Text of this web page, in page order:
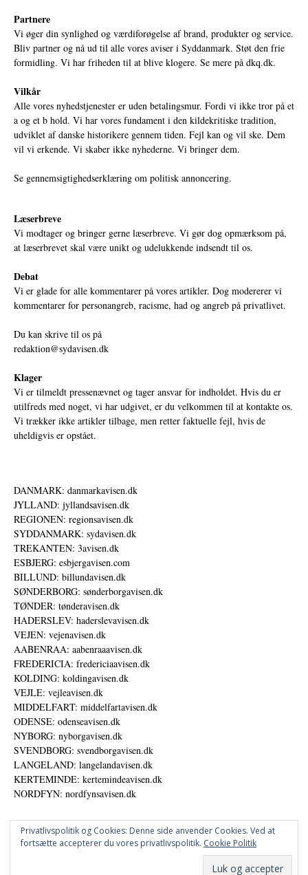
Partnere
Vi øger din synlighed og værdiforøgelse af brand, produkter og service.
Bliv partner og nå ud til alle vores aviser i Syddanmark. Støt den frie
formidling. Vi har friheden til at blive klogere. Se mere på dkq.dk.
Vilkår
Alle vores nyhedstjenester er uden betalingsmur. Fordi vi ikke tror på et
a og et b hold. Vi har vores fundament i den kildekritiske tradition,
udviklet af danske historikere gennem tiden. Fejl kan og vil ske. Dem
vil vi erkende. Vi skaber ikke nyhederne. Vi bringer dem.
Se gennemsigtighedserklæring om politisk annoncering.
Læserbreve
Vi modtager og bringer gerne læserbreve. Vi gør dog opmærksom på,
at læserbrevet skal være unikt og udelukkende indsendt til os.
Debat
Vi er glade for alle kommentarer på vores artikler. Dog modererer vi
kommentarer for personangreb, racisme, had og angreb på privatlivet.
Du kan skrive til os på
redaktion@sydavisen.dk
Klager
Vi er tilmeldt pressenævnet og tager ansvar for indholdet. Hvis du er
utilfreds med noget, vi har udgivet, er du velkommen til at kontakte os.
Vi trækker ikke artikler tilbage, men retter faktuelle fejl, hvis de
uheldigvis er opstået.
DANMARK: danmarkavisen.dk
JYLLAND: jyllandsavisen.dk
REGIONEN: regionsavisen.dk
SYDDANMARK: sydavisen.dk
TREKANTEN: 3avisen.dk
ESBJERG: esbjergavisen.com
BILLUND: billundavisen.dk
SØNDERBORG: sønderborgavisen.dk
TØNDER: tønderavisen.dk
HADERSLEV: haderslevavisen.dk
VEJEN: vejenavisen.dk
AABENRAA: aabenraaavisen.dk
FREDERICIA: fredericiaavisen.dk
KOLDING: koldingavisen.dk
VEJLE: vejleavisen.dk
MIDDELFART: middelfartavisen.dk
ODENSE: odenseavisen.dk
NYBORG: nyborgavisen.dk
SVENDBORG: svendborgavisen.dk
LANGELAND: langelandavisen.dk
KERTEMINDE: kertemindeavisen.dk
NORDFYN: nordfynsavisen.dk
Privatlivspolitik og Cookies: Denne side anvender Cookies. Ved at
fortsætte accepterer du vores privatlivspolitik. Cookie Politik